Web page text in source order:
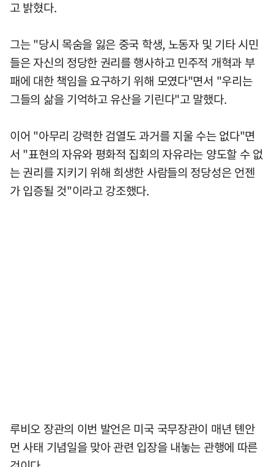
고 밝혔다.
그는 "당시 목숨을 잃은 중국 학생, 노동자 및 기타 시민
들은 자신의 정당한 권리를 행사하고 민주적 개혁과 부
패에 대한 책임을 요구하기 위해 모였다"면서 "우리는
그들의 삶을 기억하고 유산을 기린다"고 말했다.
이어 "아무리 강력한 검열도 과거를 지울 수는 없다"면
서 "표현의 자유와 평화적 집회의 자유라는 양도할 수 없
는 권리를 지키기 위해 희생한 사람들의 정당성은 언젠
가 입증될 것"이라고 강조했다.
루비오 장관의 이번 발언은 미국 국무장관이 매년 톈안
먼 사태 기념일을 맞아 관련 입장을 내놓는 관행에 따른